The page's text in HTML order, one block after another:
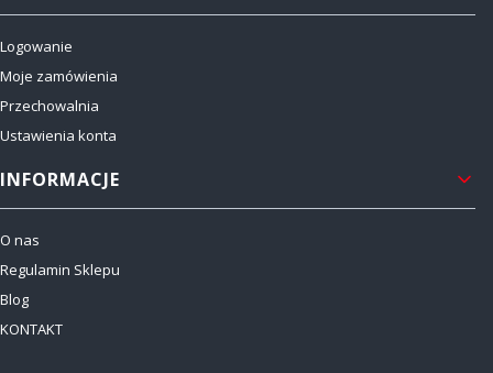
Logowanie
Moje zamówienia
Przechowalnia
Ustawienia konta
INFORMACJE
O nas
Regulamin Sklepu
Blog
KONTAKT